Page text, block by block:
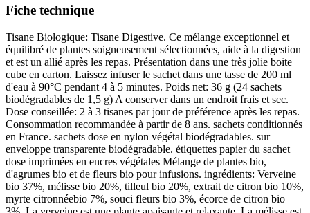
Fiche technique
Tisane Biologique: Tisane Digestive. Ce mélange exceptionnel et
équilibré de plantes soigneusement sélectionnées, aide à la digestion
et est un allié après les repas. Présentation dans une très jolie boite
cube en carton. Laissez infuser le sachet dans une tasse de 200 ml
d'eau à 90°C pendant 4 à 5 minutes. Poids net: 36 g (24 sachets
biodégradables de 1,5 g) A conserver dans un endroit frais et sec.
Dose conseillée: 2 à 3 tisanes par jour de préférence après les repas.
Consommation recommandée à partir de 8 ans. sachets conditionnés
en France. sachets dose en nylon végétal biodégradables. sur
enveloppe transparente biodégradable. étiquettes papier du sachet
dose imprimées en encres végétales Mélange de plantes bio,
d'agrumes bio et de fleurs bio pour infusions. ingrédients: Verveine
bio 37%, mélisse bio 20%, tilleul bio 20%, extrait de citron bio 10%,
myrte citronnéebio 7%, souci fleurs bio 3%, écorce de citron bio